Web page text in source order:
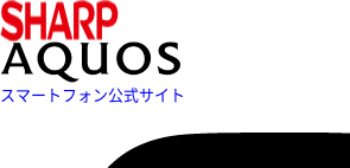
スマートフォン公式サイト